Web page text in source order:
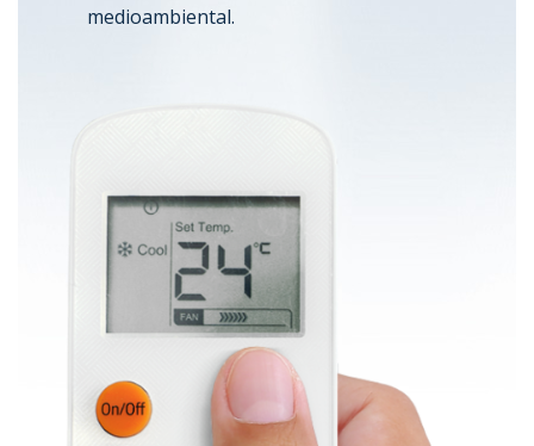
medioambiental.